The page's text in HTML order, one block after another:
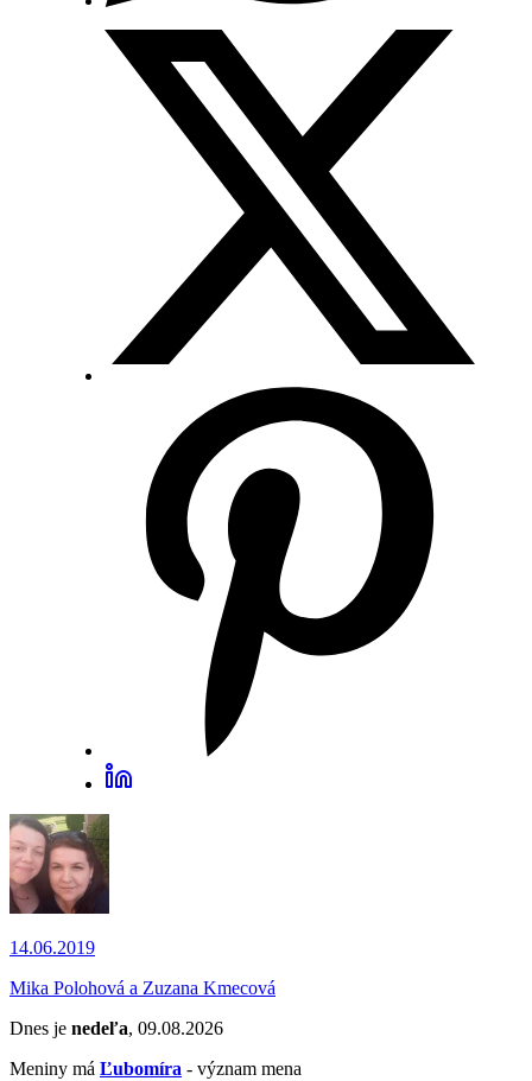
14.06.2019
Mika Polohová a Zuzana Kmecová
Dnes je nedeľa, 09.08.2026
Meniny má Ľubomíra - význam mena